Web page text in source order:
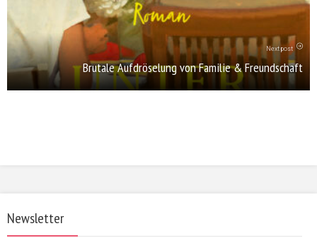
Next post
Brutale Aufdröselung von Familie & Freundschaft
Newsletter